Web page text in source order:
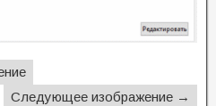
Следующее изображение →